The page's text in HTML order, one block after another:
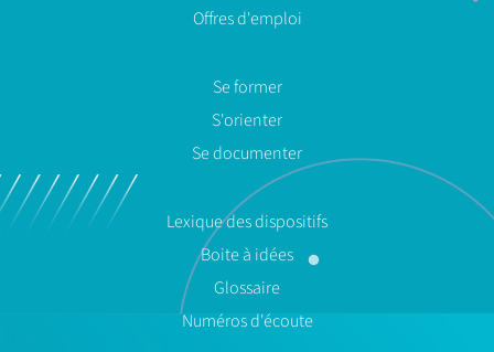
Offres d'emploi
Se former
S'orienter
Se documenter
Lexique des dispositifs
Boite à idées
Glossaire
Numéros d'écoute